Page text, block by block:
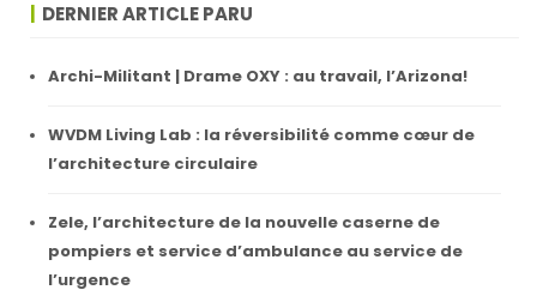
DERNIER ARTICLE PARU
Archi-Militant | Drame OXY : au travail, l’Arizona!
WVDM Living Lab : la réversibilité comme cœur de
l’architecture circulaire
Zele, l’architecture de la nouvelle caserne de
pompiers et service d’ambulance au service de
l’urgence